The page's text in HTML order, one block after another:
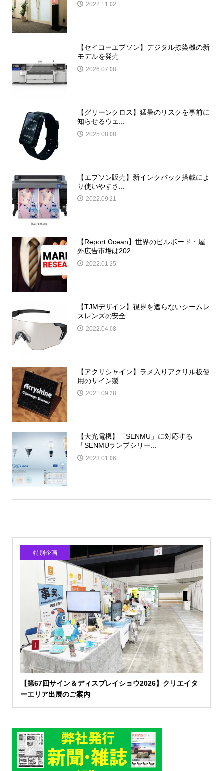
2022.11.02
【セイコーエプソン】デジタル捺染機の新
モデルを発売
2026.07.08
【グリーンクロス】猛暑のリスクを事前に
知らせるウェ...
2025.08.08
【エプソン販売】新インクパック搭載によ
り使いやすさ...
2022.09.21
【Report Ocean】世界のビルボード・屋
外広告市場は202...
2022.01.25
【TJMデザイン】視界を遮らないシームレ
スレンズの安全...
2022.04.08
【アクリシャイン】ラメ入りアクリル板使
用のサイン製...
2021.09.28
【大光電機】「SENMU」に対応する
「SENMUランプシリー...
2023.01.06
特別企画
【第67回サイン＆ディスプレイショウ2026】クリエイタ
ーエリア出展のご案内